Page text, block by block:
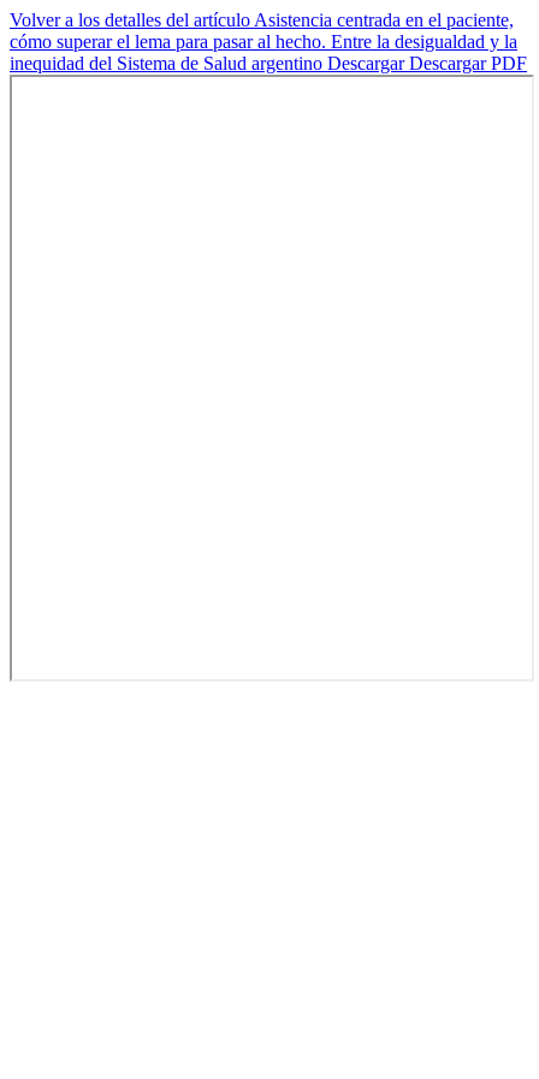
Volver a los detalles del artículo Asistencia centrada en el paciente,
cómo superar el lema para pasar al hecho. Entre la desigualdad y la
inequidad del Sistema de Salud argentino DescargarDescargar PDF